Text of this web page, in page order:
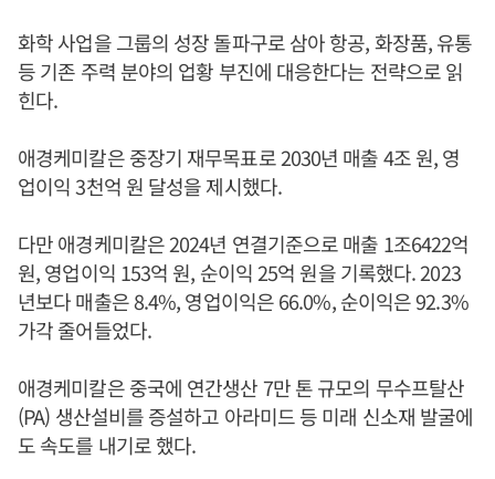
화학 사업을 그룹의 성장 돌파구로 삼아 항공, 화장품, 유통
등 기존 주력 분야의 업황 부진에 대응한다는 전략으로 읽
힌다.
애경케미칼은 중장기 재무목표로 2030년 매출 4조 원, 영
업이익 3천억 원 달성을 제시했다.
다만 애경케미칼은 2024년 연결기준으로 매출 1조6422억
원, 영업이익 153억 원, 순이익 25억 원을 기록했다. 2023
년보다 매출은 8.4%, 영업이익은 66.0%, 순이익은 92.3%
가각 줄어들었다.
애경케미칼은 중국에 연간생산 7만 톤 규모의 무수프탈산
(PA) 생산설비를 증설하고 아라미드 등 미래 신소재 발굴에
도 속도를 내기로 했다.